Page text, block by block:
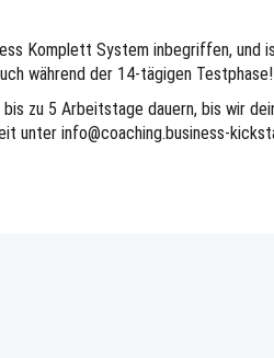
Komplett System inbegriffen,
während der 14-tägigen Testphase!
zu 5 Arbeitstage dauern, bis wir
unter info@coaching.business-